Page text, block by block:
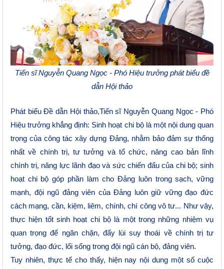
Tiến sĩNguyễn Quang Ngọc -Phó Hiệu trưởng phát biểu đề
dẫn Hội thảo
Phát biểuĐề dẫn Hội thảo,Tiến sĩNguyễn Quang Ngọc- Phó
Hiệu trưởng khẳng định: Sinh hoạt chi bộ là một nội dung quan
trọng của công tác xây dựng Đảng, nhằm bảo đảm sự thống
nhất về chính trị, tư tưởng và tổ chức, nâng cao bản lĩnh
chính trị, năng lực lãnh đạo và sức chiến đấu của chi bộ;sinh
hoạt chi bộ góp phầnlàm cho Đảng luôn trong sạch, vững
mạnh, đội ngũ đảng viên của Đảng luôn giữ vững đạo đức
cách mạng, cần, kiệm, liêm, chính, chí công vô tư... Như vậy,
thực hiện tốt sinh hoạt chi bộ là một trong những nhiệm vụ
quan trọng để ngăn chặn, đẩy lùi suy thoái vềchính trị tư
tưởng, đạo đức, lối sống trong đội ngũ cán bộ, đảng viên.
Tuy nhiên, thực tế chothấy, hiện nay nội dung một số cuộc